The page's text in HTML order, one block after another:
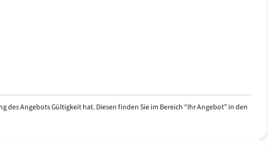
Angebots Gültigkeit hat. Diesen finden Sie im Bereich “Ihr Angebot” in den